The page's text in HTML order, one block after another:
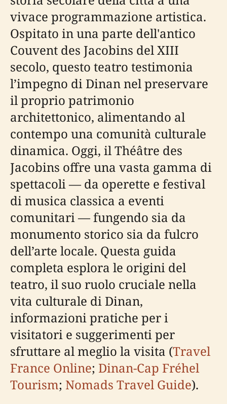
vivace programmazione artistica.
Ospitato in una parte dell'antico
Couvent des Jacobins del XIII
secolo, questo teatro testimonia
l’impegno di Dinan nel preservare
il proprio patrimonio
architettonico, alimentando al
contempo una comunità culturale
dinamica. Oggi, il Théâtre des
Jacobins offre una vasta gamma di
spettacoli — da operette e festival
di musica classica a eventi
comunitari — fungendo sia da
monumento storico sia da fulcro
dell’arte locale. Questa guida
completa esplora le origini del
teatro, il suo ruolo cruciale nella
vita culturale di Dinan,
informazioni pratiche per i
visitatori e suggerimenti per
sfruttare al meglio la visita (Travel
France Online; Dinan-Cap Fréhel
Tourism; Nomads Travel Guide).